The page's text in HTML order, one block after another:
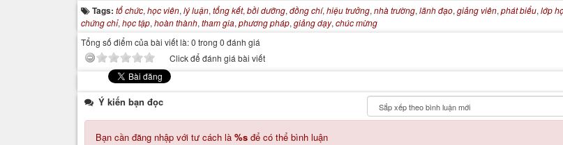
Tags: tổ chức, học viên, lý luận, tổng kết, bồi dưỡng, đồng chí, hiệu trưởng, nhà trường, lãnh đạo, giảng viên, phát biểu, lớp
chứng chỉ, học tập, hoàn thành, tham gia, phương pháp, giảng dạy, chúc mừng
Tổng số điểm của bài viết là: 0 trong 0 đánh giá
Click để đánh giá bài viết
Ý kiến bạn đọc
Bạn cần đăng nhập với tư cách là %s để có thể bình luận